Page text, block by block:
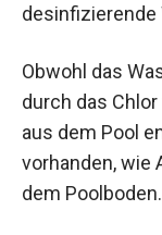
desinfizierende
Obwohl das
durch das
aus dem Pool
vorhanden, wie
dem Poolboden.